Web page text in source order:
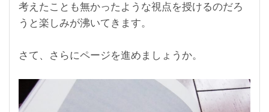
考えたことも無かったような視点を授けるのだろ
うと楽しみが沸いてきます。
さて、さらにページを進めましょうか。